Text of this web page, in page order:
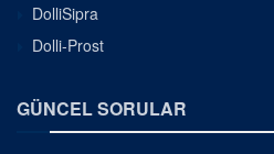
DolliSipra
Dolli-Prost
GÜNCEL SORULAR